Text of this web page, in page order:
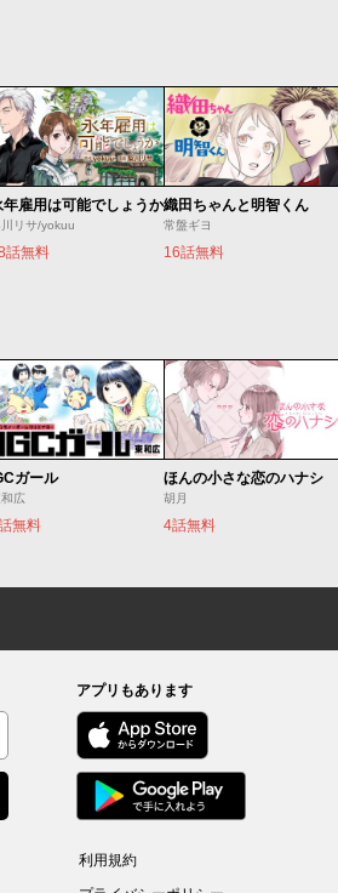
年雇用は可能でしょうか
リサ/yokuu
話無料
織田ちゃんと明智くん
常盤ギヨ
16話無料
ガール
広
無料
ほんの小さな恋のハナシ
胡月
4話無料
アプリもあります
利用規約